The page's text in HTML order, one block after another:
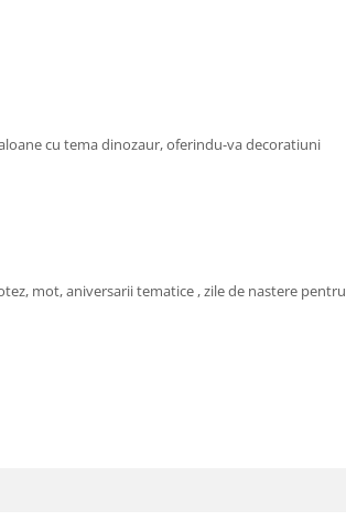
cu tema dinozaur, oferindu-va decoratiuni
mot, aniversarii tematice , zile de nastere pentru